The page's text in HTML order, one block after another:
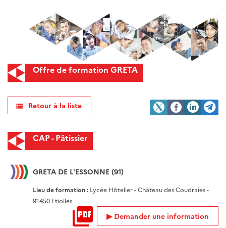
Offre de formation GRETA
Retour à la liste
CAP - Pâtissier
GRETA DE L'ESSONNE (91)
Lieu de formation : Lycée Hôtelier - Château des Coudraies -
91450 Etiolles
Demander une information